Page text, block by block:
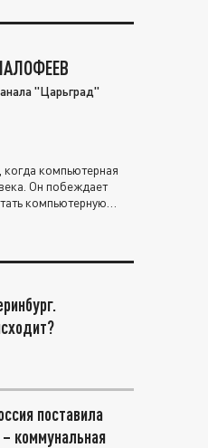
"Царьград"
компьютерная
Он побеждает
компьютерную
поставила
коммунальная